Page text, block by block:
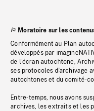
Moratoire sur les
Conformément au Plan
développés par
de l’écran autochtone,
ses protocoles d’archivage
autochtones et du comité-
Entre-temps, nous avons
archives, les extraits et les